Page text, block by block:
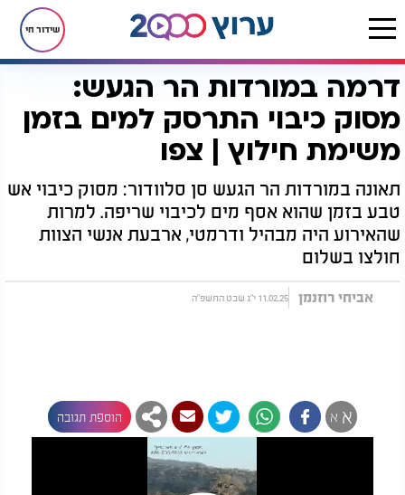
שידור חי
דף הבית רץ בוואטסאפ
דרמה במורדות הר הגעש:
מסוק כיבוי התרסק למים בזמן
משימת חילוץ | צפו
תאונה במורדות הר הגעש סן סלוודור: מסוק כיבוי אש
טבע בזמן שהוא אסף מים לכיבוי שריפה. למרות
שהאירוע היה מבהיל ודרמטי, ארבעת אנשי הצוות
חולצו בשלום
אביחי רוזנמן 11.02.25 י"ג שבט התשפ"ה
א א הוספת תגובה